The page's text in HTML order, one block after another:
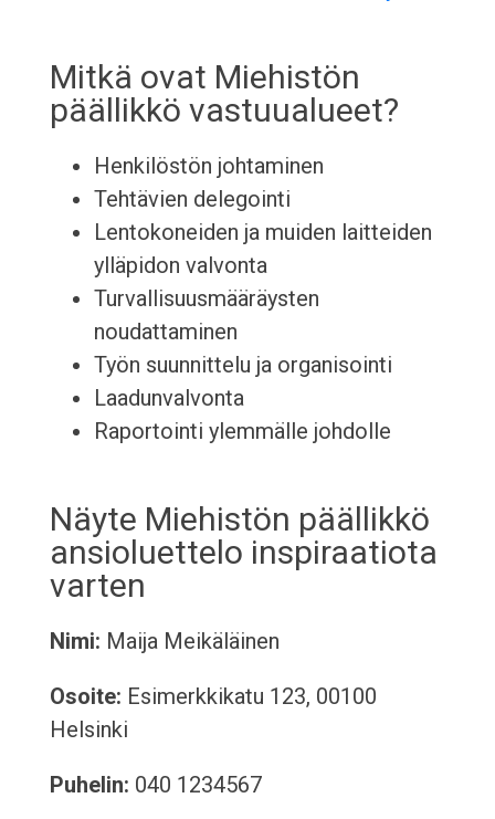
Mitkä ovat Miehistön
päällikkö vastuualueet?
Henkilöstön johtaminen
Tehtävien delegointi
Lentokoneiden ja muiden laitteiden
ylläpidon valvonta
Turvallisuusmääräysten
noudattaminen
Työn suunnittelu ja organisointi
Laadunvalvonta
Raportointi ylemmälle johdolle
Näyte Miehistön päällikkö
ansioluettelo inspiraatiota
varten
Nimi: Maija Meikäläinen
Osoite: Esimerkkikatu 123, 00100
Helsinki
Puhelin: 040 1234567